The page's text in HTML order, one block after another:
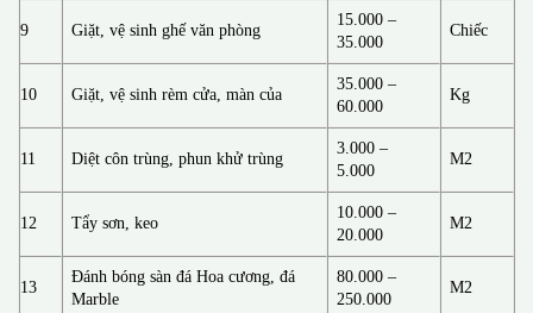
9 Giặt, vệ sinh ghế văn phòng
15.000 –
35.000
Chiếc
10 Giặt, vệ sinh rèm cửa, màn của
35.000 –
60.000
Kg
11 Diệt côn trùng, phun khử trùng
3.000 –
5.000
M2
12 Tẩy sơn, keo
10.000 –
20.000
M2
13
Đánh bóng sàn đá Hoa cương, đá
Marble
80.000 –
250.000
M2